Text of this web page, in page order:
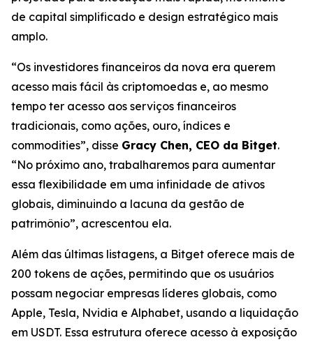
de capital simplificado e design estratégico mais
amplo.
“Os investidores financeiros da nova era querem
acesso mais fácil às criptomoedas e, ao mesmo
tempo ter acesso aos serviços financeiros
tradicionais, como ações, ouro, índices e
commodities”, disse Gracy Chen, CEO da Bitget.
“No próximo ano, trabalharemos para aumentar
essa flexibilidade em uma infinidade de ativos
globais, diminuindo a lacuna da gestão de
patrimônio”, acrescentou ela.
Além das últimas listagens, a Bitget oferece mais de
200 tokens de ações, permitindo que os usuários
possam negociar empresas líderes globais, como
Apple, Tesla, Nvidia e Alphabet, usando a liquidação
em USDT. Essa estrutura oferece acesso à exposição